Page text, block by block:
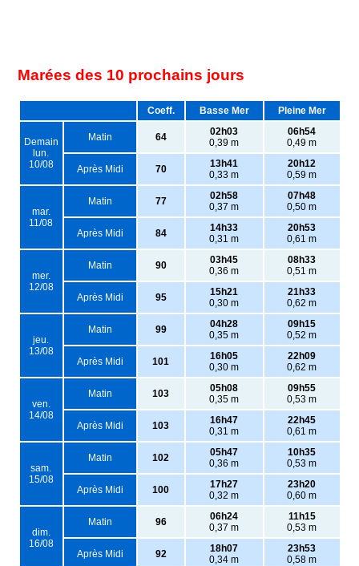
Marées des 10 prochains jours
Coeff. Basse Mer Pleine Mer
Demain
lun.
10/08
Matin 64
02h03
0,39 m
06h54
0,49 m
Après Midi 70
13h41
0,33 m
20h12
0,59 m
mar.
11/08
Matin 77
02h58
0,37 m
07h48
0,50 m
Après Midi 84
14h33
0,31 m
20h53
0,61 m
mer.
12/08
Matin 90
03h45
0,36 m
08h33
0,51 m
Après Midi 95
15h21
0,30 m
21h33
0,62 m
jeu.
13/08
Matin 99
04h28
0,35 m
09h15
0,52 m
Après Midi 101
16h05
0,30 m
22h09
0,62 m
ven.
14/08
Matin 103
05h08
0,35 m
09h55
0,53 m
Après Midi 103
16h47
0,31 m
22h45
0,61 m
sam.
15/08
Matin 102
05h47
0,36 m
10h35
0,53 m
Après Midi 100
17h27
0,32 m
23h20
0,60 m
dim.
16/08
Matin 96
06h24
0,37 m
11h15
0,53 m
Après Midi 92
18h07
0,34 m
23h53
0,58 m